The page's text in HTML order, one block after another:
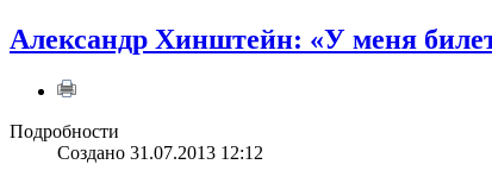
Александр Хинштейн: «У меня
Подробности
Создано 31.07.2013 12:12